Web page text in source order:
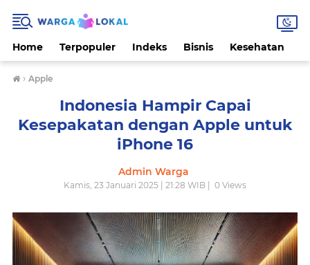
Home Terpopuler Indeks Bisnis Kesehatan
› Apple
Indonesia Hampir Capai
Kesepakatan dengan Apple untuk
iPhone 16
Admin Warga
Kamis, 23 Januari 2025 | 21:28 WIB | 0 Views